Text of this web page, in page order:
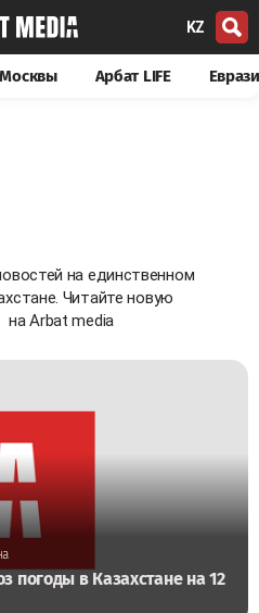
KZ
Арбат LIFE
на единственном
Читайте новую
на Arbat media
погоды в Казахстане на 12